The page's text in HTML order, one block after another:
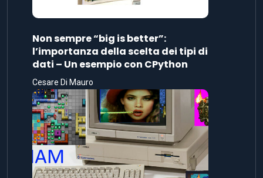
Non sempre “big is better”:
l’importanza della scelta dei tipi di
dati – Un esempio con CPython
Cesare Di Mauro